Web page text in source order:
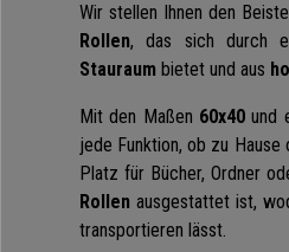
Wir stellen Ihnen den
Rollen, das sich durch
Stauraum bietet und aus
Mit den Maßen 60x40und
jede Funktion, ob zu
Platz für Bücher, Ordner
Rollen ausgestattet ist,
transportieren lässt.